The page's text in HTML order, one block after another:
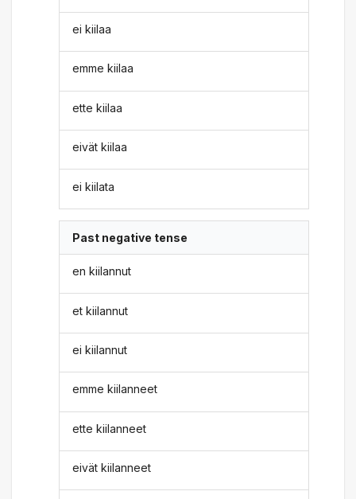
ei kiilaa
emme kiilaa
ette kiilaa
eivät kiilaa
ei kiilata
Past negative tense
en kiilannut
et kiilannut
ei kiilannut
emme kiilanneet
ette kiilanneet
eivät kiilanneet